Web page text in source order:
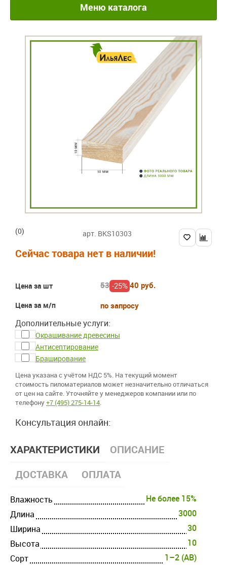
Меню каталога
(0) арт. BKS10303
Сейчас товара нет в наличии!
Цена за шт 53 -25% 40 руб.
Цена за м/п по запросу
Дополнительные услуги:
Окрашивание древесины
Антисептирование
Браширование
Цена указана с учётом НДС 5%. На текущий момент
стоимость пиломатериалов может незначительно отличаться
от цен на сайте. Уточняйте у менеджеров компании или по
телефону+7 (495) 275-14-14.
Консультация онлайн:
ХАРАКТЕРИСТИКИ
ОПИСАНИЕ
ДОСТАВКА
ОПЛАТА
Влажность
Не более 15%
Длина
3000
Ширина
30
Высота
10
Cорт
1–2 (AB)